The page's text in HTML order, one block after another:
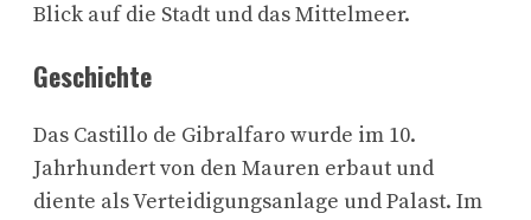
Blick auf die Stadt und das Mittelmeer.
Geschichte
Das Castillo de Gibralfaro wurde im 10.
Jahrhundert von den Mauren erbaut und
diente als Verteidigungsanlage und Palast. Im